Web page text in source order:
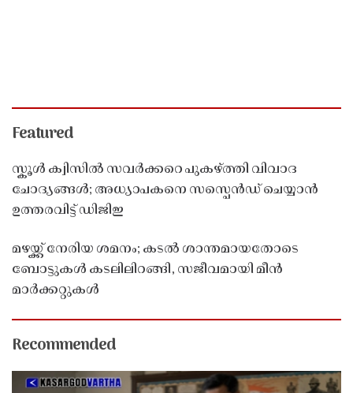
Featured
സ്കൂൾ ക്വിസിൽ സവർക്കറെ പുകഴ്ത്തി വിവാദ
ചോദ്യങ്ങൾ; അധ്യാപകനെ സസ്പെൻഡ് ചെയ്യാൻ
ഉത്തരവിട്ട് ഡിജിഇ
മഴയ്ക്ക് നേരിയ ശമനം; കടൽ ശാന്തമായതോടെ
ബോട്ടുകൾ കടലിലിറങ്ങി, സജീവമായി മീൻ
മാർക്കറ്റുകൾ
Recommended